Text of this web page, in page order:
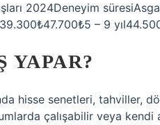
2024Deneyim
– 9
YAPAR?
hisse senetleri, tahviller,
çalışabilir veya kendi